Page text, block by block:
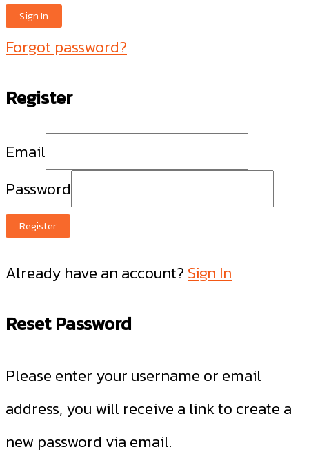
Sign In
Forgot password?
Register
Email
Password
Register
Already have an account? Sign In
Reset Password
Please enter your username or email
address, you will receive a link to create a
new password via email.